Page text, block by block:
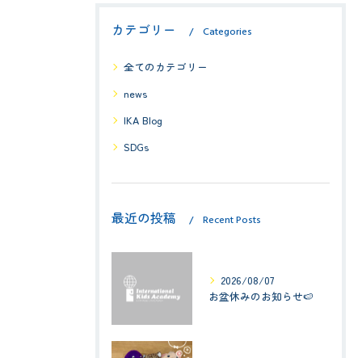
カテゴリー Categories
全てのカテゴリー
news
IKA Blog
SDGs
最近の投稿 Recent Posts
2026/08/07
お盆休みのお知らせ🍉